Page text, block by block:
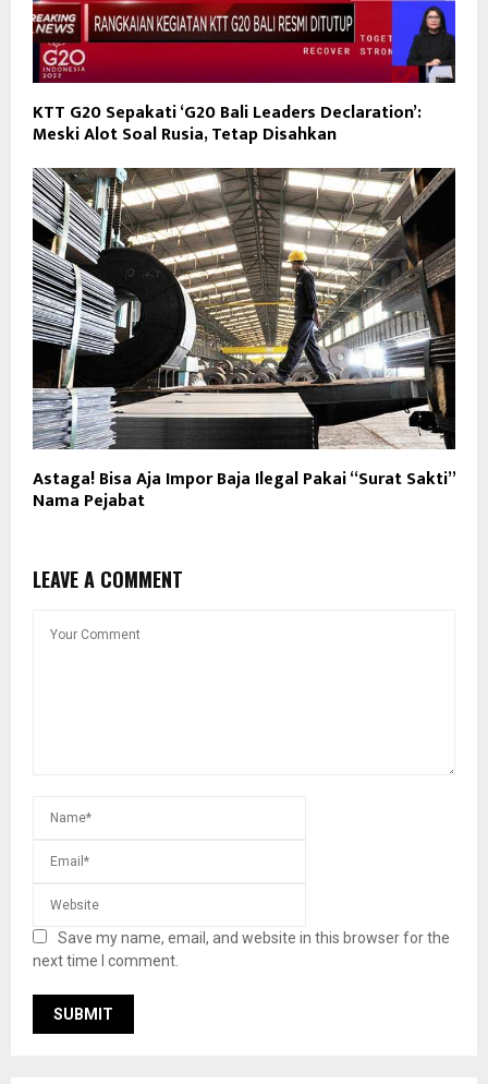
KTT G20 Sepakati ‘G20 Bali Leaders Declaration’:
Meski Alot Soal Rusia, Tetap Disahkan
Astaga! Bisa Aja Impor Baja Ilegal Pakai “Surat Sakti”
Nama Pejabat
LEAVE A COMMENT
Save my name, email, and website in this browser for the
next time I comment.